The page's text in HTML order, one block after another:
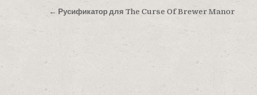
Навигация по записям
← Русификатор для The Curse Of Brewer Manor